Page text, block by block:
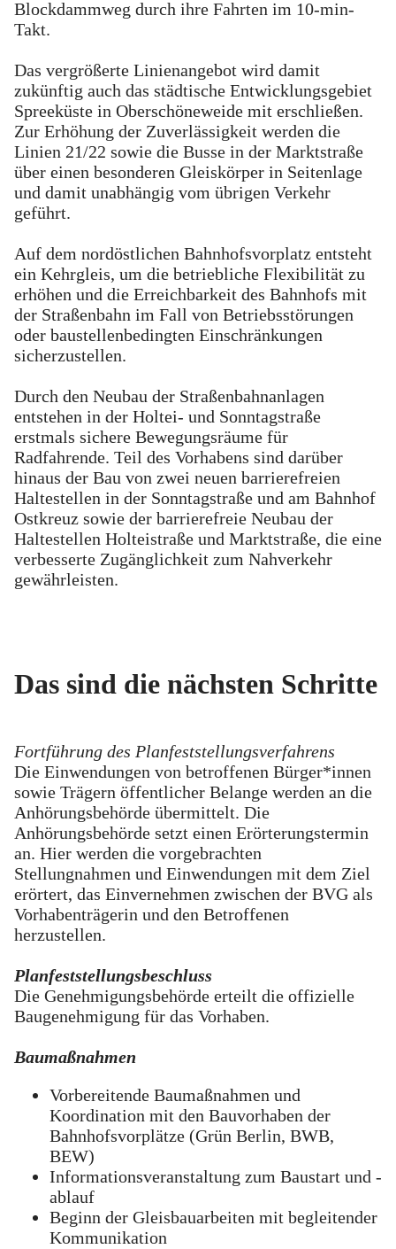
Blockdammweg durch ihre Fahrten im 10-min-
Takt.
Das vergrößerte Linienangebot wird damit
zukünftig auch das städtische Entwicklungsgebiet
Spreeküste in Oberschöneweide mit erschließen.
Zur Erhöhung der Zuverlässigkeit werden die
Linien 21/22 sowie die Busse in der Marktstraße
über einen besonderen Gleiskörper in Seitenlage
und damit unabhängig vom übrigen Verkehr
geführt.
Auf dem nordöstlichen Bahnhofsvorplatz entsteht
ein Kehrgleis, um die betriebliche Flexibilität zu
erhöhen und die Erreichbarkeit des Bahnhofs mit
der Straßenbahn im Fall von Betriebsstörungen
oder baustellenbedingten Einschränkungen
sicherzustellen.
Durch den Neubau der Straßenbahnanlagen
entstehen in der Holtei- und Sonntagstraße
erstmals sichere Bewegungsräume für
Radfahrende. Teil des Vorhabens sind darüber
hinaus der Bau von zwei neuen barrierefreien
Haltestellen in der Sonntagstraße und am Bahnhof
Ostkreuz sowie der barrierefreie Neubau der
Haltestellen Holteistraße und Marktstraße, die eine
verbesserte Zugänglichkeit zum Nahverkehr
gewährleisten.
Das sind die nächsten Schritte
Fortführung des Planfeststellungsverfahrens
Die Einwendungen von betroffenen Bürger*innen
sowie Trägern öffentlicher Belange werden an die
Anhörungsbehörde übermittelt. Die
Anhörungsbehörde setzt einen Erörterungstermin
an. Hier werden die vorgebrachten
Stellungnahmen und Einwendungen mit dem Ziel
erörtert, das Einvernehmen zwischen der BVG als
Vorhabenträgerin und den Betroffenen
herzustellen.
Planfeststellungsbeschluss
Die Genehmigungsbehörde erteilt die offizielle
Baugenehmigung für das Vorhaben.
Baumaßnahmen
Vorbereitende Baumaßnahmen und
Koordination mit den Bauvorhaben der
Bahnhofsvorplätze (Grün Berlin, BWB,
BEW)
Informationsveranstaltung zum Baustart und -
ablauf
Beginn der Gleisbauarbeiten mit begleitender
Kommunikation